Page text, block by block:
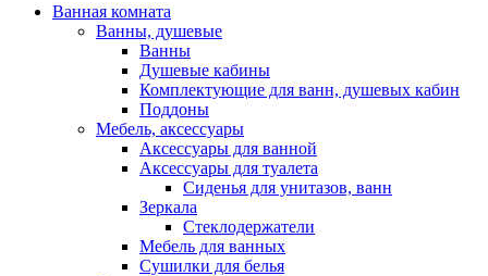
Ванная комната
Ванны, душевые
Ванны
Душевые кабины
Комплектующие для ванн, душевых кабин
Поддоны
Мебель, аксессуары
Аксессуары для ванной
Аксессуары для туалета
Сиденья для унитазов, ванн
Зеркала
Стеклодержатели
Мебель для ванных
Сушилки для белья